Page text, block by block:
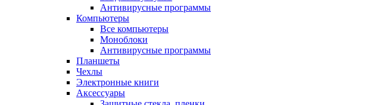
Антивирусные программы
Компьютеры
Все компьютеры
Моноблоки
Антивирусные программы
Планшеты
Чехлы
Электронные книги
Аксессуары